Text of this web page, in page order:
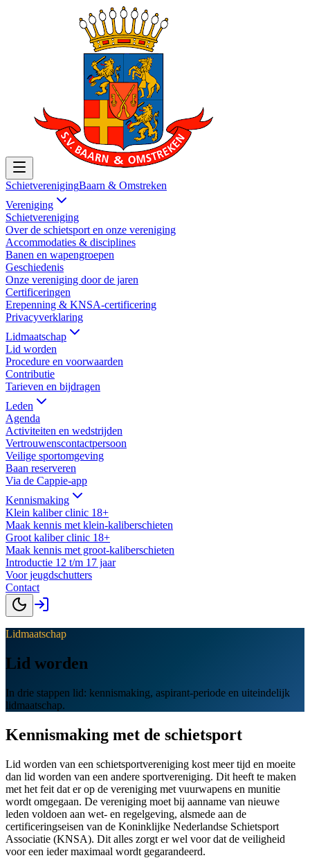
SchietverenigingBaarn & Omstreken
Vereniging
Schietvereniging
Over de schietsport en onze vereniging
Accommodaties & disciplines
Banen en wapengroepen
Geschiedenis
Onze vereniging door de jaren
Certificeringen
Erepenning & KNSA-certificering
Privacyverklaring
Lidmaatschap
Lid worden
Procedure en voorwaarden
Contributie
Tarieven en bijdragen
Leden
Agenda
Activiteiten en wedstrijden
Vertrouwenscontactpersoon
Veilige sportomgeving
Baan reserveren
Via de Cappie-app
Kennismaking
Klein kaliber clinic 18+
Maak kennis met klein-kaliberschieten
Groot kaliber clinic 18+
Maak kennis met groot-kaliberschieten
Introductie 12 t/m 17 jaar
Voor jeugdschutters
Contact
Lidmaatschap
Lid worden
In drie stappen lid: kennismaking, aspirant-periode en uiteindelijk
lidmaatschap.
Kennismaking met de schietsport
Lid worden van een schietsportvereniging kost meer tijd en moeite
dan lid worden van een andere sportvereniging. Dit heeft te maken
met het feit dat er op de vereniging met vuurwapens en munitie
wordt omgegaan. De vereniging moet bij aanname van nieuwe
leden voldoen aan wet- en regelgeving, alsmede aan de
certificeringseisen van de Koninklijke Nederlandse Schietsport
Associatie (KNSA). Dit alles zorgt er wel voor dat de veiligheid
voor een ieder maximaal wordt gegarandeerd.